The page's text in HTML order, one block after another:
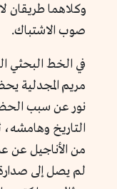
وكلاهما طريقان
صوب الاشتباك.
في الخط البحثي
مريم المجدلية
نور عن سبب
التاريخ
من الأناجيل عن
لم يصل إلى